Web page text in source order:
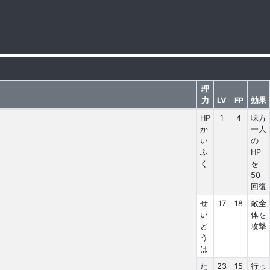
理
力
LV FP
効果
HP
か
い
ふ
く
1 4
味方
一人
の
HP
を
50
回復
せ
い
ど
う
は
17 18
敵全
体を
攻撃
た 23 15 行っ